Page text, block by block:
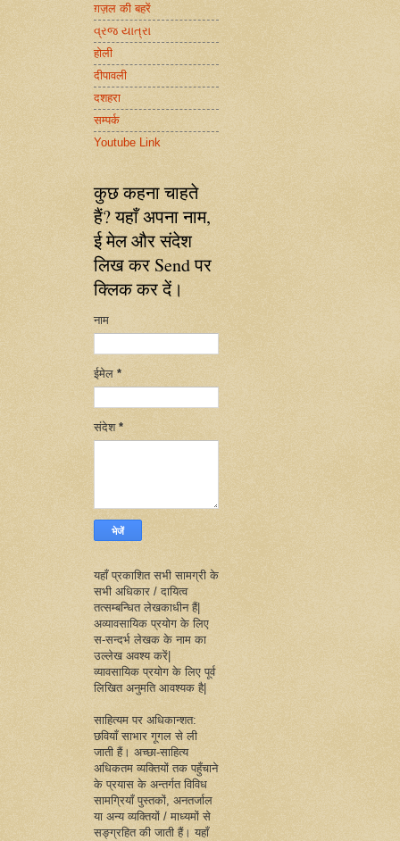
ग़ज़ल की बहरें
વ્રજ યાત્રા
होली
दीपावली
दशहरा
सम्पर्क
Youtube Link
कुछ कहना चाहते
हैं? यहाँ अपना नाम,
ई मेल और संदेश
लिख कर Send पर
क्लिक कर दें।
नाम
ईमेल *
संदेश *
यहाँ प्रकाशित सभी सामग्री के
सभी अधिकार / दायित्व
तत्सम्बन्धित लेखकाधीन हैं|
अव्यावसायिक प्रयोग के लिए
स-सन्दर्भ लेखक के नाम का
उल्लेख अवश्य करें|
व्यावसायिक प्रयोग के लिए पूर्व
लिखित अनुमति आवश्यक है|
साहित्यम पर अधिकान्शत:
छवियाँ साभार गूगल से ली
जाती हैं। अच्छा-साहित्य
अधिकतम व्यक्तियों तक पहुँचाने
के प्रयास के अन्तर्गत विविध
सामग्रियाँ पुस्तकों, अनतर्जाल
या अन्य व्यक्तियों / माध्यमों से
सङ्ग्रहित की जाती हैं। यहाँ